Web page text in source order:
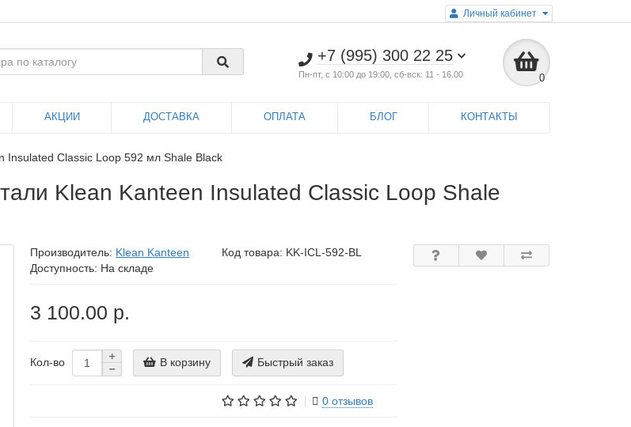
Личный кабинет
+7 (995) 300 22 25
Пн-пт, с 10:00 до 19:00, сб-вск: 11 - 16.00 0
АКЦИИ ДОСТАВКА ОПЛАТА БЛОГ КОНТАКТЫ
Insulated Classic Loop 592 мл Shale Black
Klean Kanteen Insulated Classic Loop Shale
Производитель: Klean Kanteen Код товара: KK-ICL-592-BL
Доступность: На складе
3 100.00 р.
Кол-во В корзину Быстрый заказ
0 отзывов